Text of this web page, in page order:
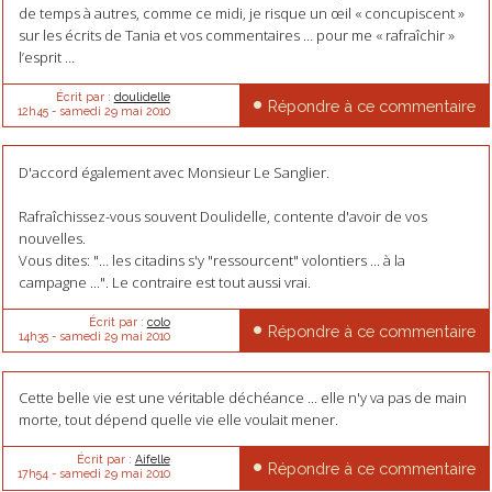
de temps à autres, comme ce midi, je risque un œil « concupiscent »
sur les écrits de Tania et vos commentaires … pour me « rafraîchir »
l’esprit …
Écrit par : doulidelle
12h45- samedi 29 mai 2010 Répondre à ce commentaire
D'accord également avec Monsieur Le Sanglier.
Rafraîchissez-vous souvent Doulidelle, contente d'avoir de vos
nouvelles.
Vous dites: "… les citadins s'y "ressourcent" volontiers ... à la
campagne ...". Le contraire est tout aussi vrai.
Écrit par : colo
14h35- samedi 29 mai 2010 Répondre à ce commentaire
Cette belle vie est une véritable déchéance ... elle n'y va pas de main
morte, tout dépend quelle vie elle voulait mener.
Écrit par : Aifelle
17h54 - samedi 29 mai 2010 Répondre à ce commentaire